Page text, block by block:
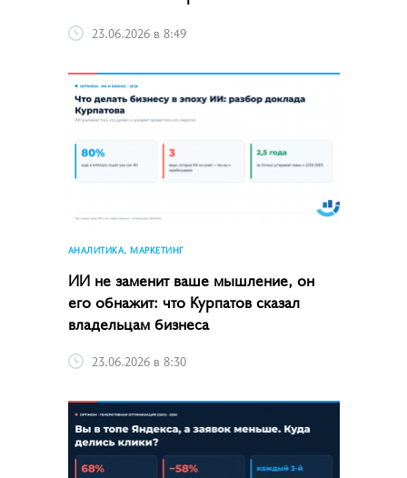
23.06.2026 в 8:49
АНАЛИТИКА, МАРКЕТИНГ
ИИ не заменит ваше мышление, он
его обнажит: что Курпатов сказал
владельцам бизнеса
23.06.2026 в 8:30